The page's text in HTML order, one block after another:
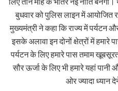
बुधवार को पुलिस लाइन में आयोजित
मुख्यमंत्री ने कहा कि राज्य में पर्यटन
इसके अलावा इन दोनों क्षेत्रों में हमारे
पर्यटन के लिए हमारे पास तमाम
सौर ऊर्जा के लिए भी हमारे यहां
ओर ज्यादा ध्यान